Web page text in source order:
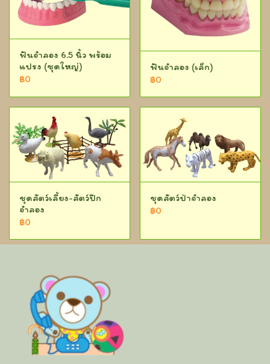
ฟันจำลอง 6.5 นิ้ว พร้อม
แปรง (ชุดใหญ่)
฿0
ฟันจำลอง (เล็ก)
฿0
ชุดสัตว์เลี้ยง-สัตว์ปีก
จำลอง
฿0
ชุดสัตว์ป่าจำลอง
฿0